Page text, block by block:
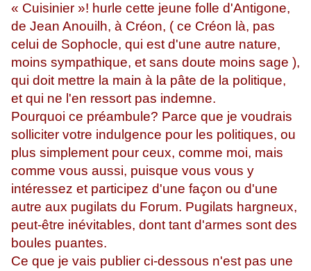
« Cuisinier »! hurle cette jeune folle d'Antigone,
de Jean Anouilh, à Créon, ( ce Créon là, pas
celui de Sophocle, qui est d'une autre nature,
moins sympathique, et sans doute moins sage ),
qui doit mettre la main à la pâte de la politique,
et qui ne l'en ressort pas indemne.
Pourquoi ce préambule? Parce que je voudrais
solliciter votre indulgence pour les politiques, ou
plus simplement pour ceux, comme moi, mais
comme vous aussi, puisque vous vous y
intéressez et participez d'une façon ou d'une
autre aux pugilats du Forum. Pugilats hargneux,
peut-être inévitables, dont tant d'armes sont des
boules puantes.
Ce que je vais publier ci-dessous n'est pas une